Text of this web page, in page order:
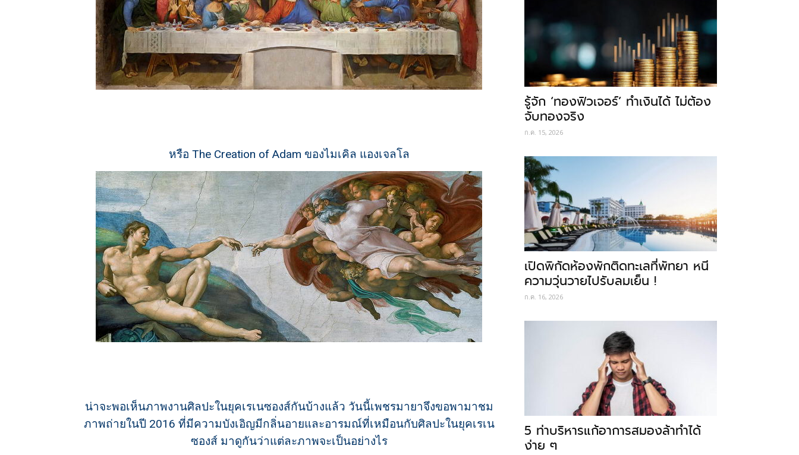
หรือ The Creation of Adam ของไมเคิล แองเจลโล
น่าจะพอเห็นภาพงานศิลปะในยุคเรเนซองส์กันบ้างแล้ว วันนี้เพชรมายาจึงขอพามาชม
ภาพถ่ายในปี 2016 ที่มีความบังเอิญมีกลิ่นอายและอารมณ์ที่เหมือนกับศิลปะในยุคเรเน
ซองส์ มาดูกันว่าแต่ละภาพจะเป็นอย่างไร
รู้จัก ‘ทองฟิวเจอร์’ ทำเงินได้ ไม่ต้อง
จับทองจริง
ก.ค. 15, 2026
เปิดพิกัดห้องพักติดทะเลที่พัทยา หนี
ความวุ่นวายไปรับลมเย็น !
ก.ค. 16, 2026
5 ท่าบริหารแก้อาการสมองล้าทำได้
ง่าย ๆ